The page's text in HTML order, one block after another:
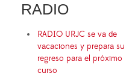
RADIO
RADIO URJC se va de
vacaciones y prepara su
regreso para el próximo
curso